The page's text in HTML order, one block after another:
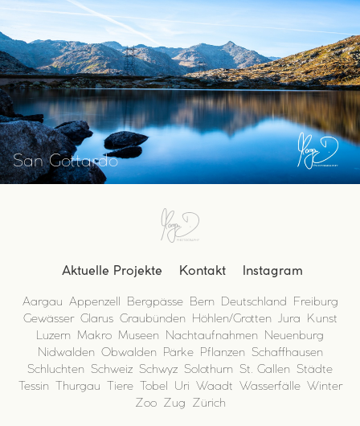
San Gottardo
Aktuelle Projekte Kontakt Instagram
Aargau Appenzell Bergpässe Bern Deutschland Freiburg
Gewässer Glarus Graubünden Höhlen/Grotten Jura Kunst
Luzern Makro Museen Nachtaufnahmen Neuenburg
Nidwalden Obwalden Pärke Pflanzen Schaffhausen
Schluchten Schweiz Schwyz Solothurn St. Gallen Städte
Tessin Thurgau Tiere Tobel Uri Waadt Wasserfälle Winter
Zoo Zug Zürich